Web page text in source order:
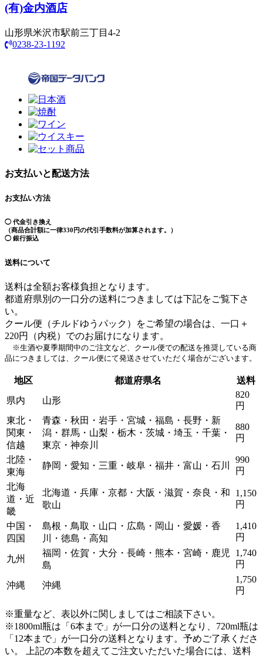
(有)金内酒店
山形県米沢市駅前三丁目4-2
0238-23-1192
お支払いと配送方法
お支払い方法
◯ 代金引き換え
（商品合計額に一律330円の代引手数料が加算されます。）
◯ 銀行振込
送料について
送料は全額お客様負担となります。
都道府県別の一口分の送料につきましては下記をご覧下さ
い。
クール便（チルドゆうパック）をご希望の場合は、一口＋
220円（内税）でのお届けになります。
※生酒や夏季期間中のご注文など、クール便での配送を推奨している商
品につきましては、クール便にて発送させていただく場合がございます。
地区 都道府県名
送料
県内
山形
820
円
東北・
関東・
信越
青森・秋田・岩手・宮城・福島・長野・新
潟・群馬・山梨・栃木・茨城・埼玉・千葉・
東京・神奈川
880
円
北陸・
東海
静岡・愛知・三重・岐阜・福井・富山・石川
990
円
北海
道・近
畿
北海道・兵庫・京都・大阪・滋賀・奈良・和
歌山
1,150
円
中国・
四国
島根・鳥取・山口・広島・岡山・愛媛・香
川・徳島・高知
1,410
円
九州
福岡・佐賀・大分・長崎・熊本・宮崎・鹿児
島
1,740
円
沖縄 沖縄
1,750
円
※重量など、表以外に関しましてはご相談下さい。
※1800ml瓶は「6本まで」が一口分の送料となり、720ml瓶は
「12本まで」が一口分の送料となります。 予めご了承くださ
い。 上記の本数を超えてご注文いただいた場合には、送料